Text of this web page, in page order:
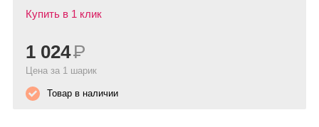
Купить в 1 клик
1 024Р
Цена за 1 шарик
Товар в наличии